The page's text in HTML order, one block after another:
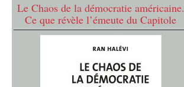
Le Chaos de la démocratie américaine.
Ce que révèle l’émeute du Capitole